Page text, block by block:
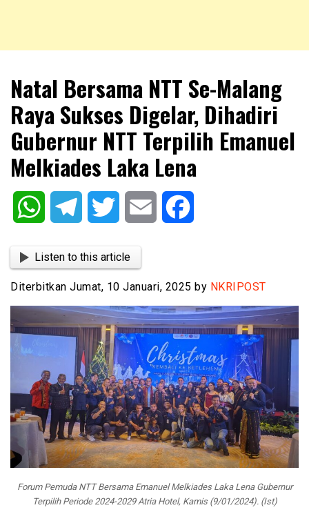
NKRIPOST
Natal Bersama NTT Se-Malang
Raya Sukses Digelar, Dihadiri
Gubernur NTT Terpilih Emanuel
Melkiades Laka Lena
WhatsAppTelegram Twitter Email
Listen to this article
Diterbitkan Jumat, 10 Januari, 2025 by NKRIPOST
Forum Pemuda NTT Bersama Emanuel Melkiades Laka Lena Gubernur
Terpilih Periode 2024-2029 Atria Hotel, Kamis (9/01/2024). (Ist)